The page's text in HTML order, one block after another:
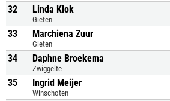
32 Linda Klok
Gieten
33 Marchiena Zuur
Gieten
34 Daphne Broekema
Zwiggelte
35 Ingrid Meijer
Winschoten